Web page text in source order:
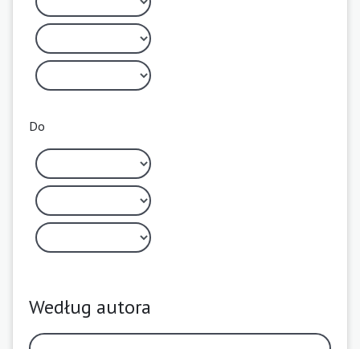
Do
Według autora